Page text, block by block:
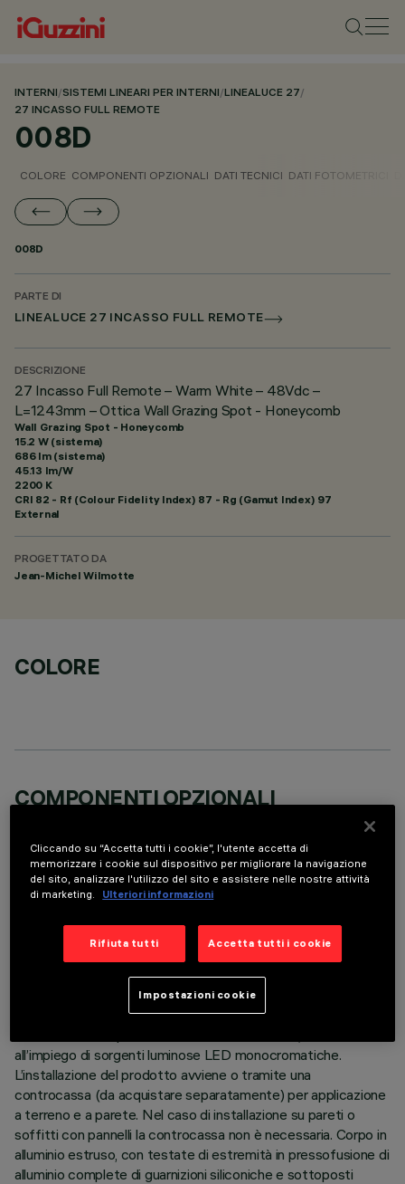
INTERNI/SISTEMI LINEARI PER INTERNI/LINEALUCE 27/
27 INCASSO FULL REMOTE
008D
COLORE COMPONENTI OPZIONALI DATI TECNICI DATI FOTOMETRICI
008D
PARTE DI
LINEALUCE 27 INCASSO FULL REMOTE
DESCRIZIONE
27 Incasso Full Remote – Warm White – 48Vdc –
L=1243mm – Ottica Wall Grazing Spot - Honeycomb
Wall Grazing Spot - Honeycomb
15.2 W (sistema)
686 lm (sistema)
45.13 lm/W
2200 K
CRI 82 - Rf (Colour Fidelity Index) 87 - Rg (Gamut Index) 97
External
PROGETTATO DA
Jean-Michel Wilmotte
COLORE
COMPONENTI OPZIONALI
DATI TECNICI
all’impiego di sorgenti luminose LED monocromatiche.
L’installazione del prodotto avviene o tramite una
controcassa (da acquistare separatamente) per applicazione
a terreno e a parete. Nel caso di installazione su pareti o
soffitti con pannelli la controcassa non è necessaria. Corpo in
alluminio estruso, con testate di estremità in pressofusione di
alluminio complete di guarnizioni siliconiche e sottoposti
Cliccando su “Accetta tutti i cookie”, l'utente accetta di
memorizzare i cookie sul dispositivo per migliorare la navigazione
del sito, analizzare l'utilizzo del sito e assistere nelle nostre attività
di marketing.
Ulteriori informazioni
Rifiuta tutti Accetta tutti i cookie
Impostazioni cookie